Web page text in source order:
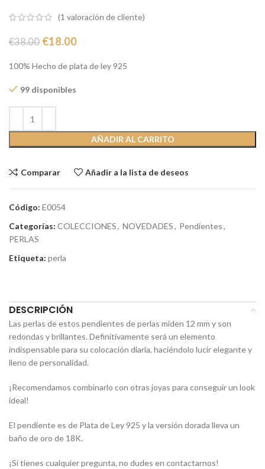
(1 valoración de cliente)
€38.00 €18.00
100% Hecho de plata de ley 925
99 disponibles
AÑADIR AL CARRITO
Comparar Añadir a la lista de deseos
Código: E0054
Categorías: COLECCIONES, NOVEDADES, Pendientes,
PERLAS
Etiqueta: perla
DESCRIPCIÓN
Las perlas de estos pendientes de perlas miden 12 mm y son
redondas y brillantes. Definitivamente será un elemento
indispensable para su colocación diaria, haciéndolo lucir elegante y
lleno de personalidad.
¡Recomendamos combinarlo con otras joyas para conseguir un look
ideal!
El pendiente es de Plata de Ley 925 y la versión dorada lleva un
baño de oro de 18K.
¡Si tienes cualquier pregunta, no dudes en contactarnos!